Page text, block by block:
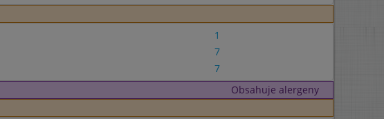
1
7
7
Obsahuje alergeny